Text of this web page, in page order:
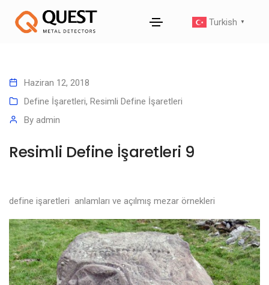
Turkish ▼
Haziran 12, 2018
Define İşaretleri, Resimli Define İşaretleri
By admin
Resimli Define İşaretleri 9
define işaretleri anlamları ve açılmış mezar örnekleri